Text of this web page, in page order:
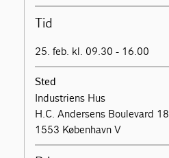
Tid
25. feb. kl. 09.30 - 16.00
Sted
Industriens Hus
H.C. Andersens Boulevard 18
1553 København V